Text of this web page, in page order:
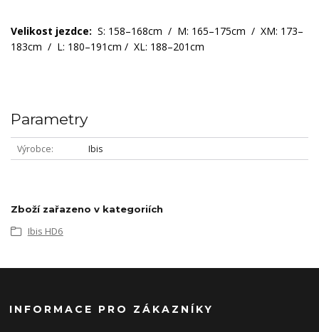
Velikost jezdce: S: 158–168cm / M: 165–175cm / XM: 173–
183cm / L: 180–191cm / XL: 188–201cm
Parametry
Výrobce Ibis
Zboží zařazeno v kategoriích
Ibis HD6
INFORMACE PRO ZÁKAZNÍKY